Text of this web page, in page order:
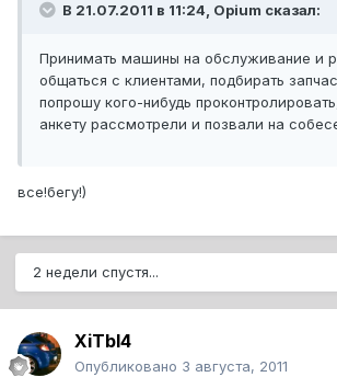
В 21.07.2011 в 11:24, Opium сказал:
Принимать машины на обслуживание и
общаться с клиентами, подбирать
попрошу кого-нибудь
анкету рассмотрели и позвали на
все!бегу!)
2 недели спустя...
XiTbI4
Опубликовано 3 августа, 2011